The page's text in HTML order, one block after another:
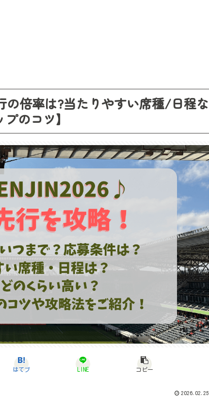
の倍率は?当たりやすい席種/日程な
のコツ】
はてブ LINE コピー
2026.02.25